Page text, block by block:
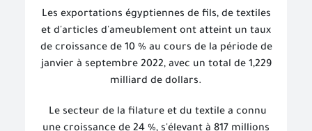
Les exportations égyptiennes de fils, de textiles
et d'articles d'ameublement ont atteint un taux
de croissance de 10 % au cours de la période de
janvier à septembre 2022, avec un total de 1,229
milliard de dollars.
Le secteur de la filature et du textile a connu